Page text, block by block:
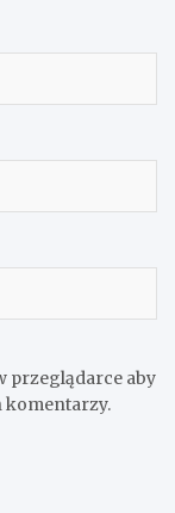
przeglądarce aby
komentarzy.